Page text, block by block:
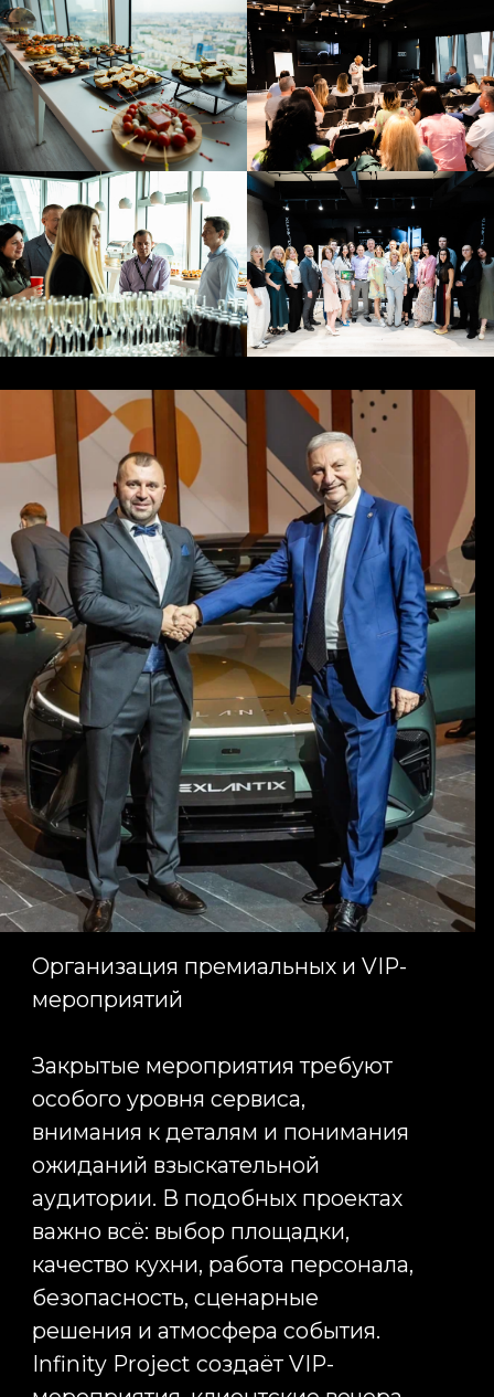
Нас выбирают за комплексный
подход, прозрачность процессов
и умение брать ответственность
за конечный результат. Мы
сопровождаем проекты на всех
этапах — от появления идеи до
финального демонтажа
площадки. Именно поэтому наши
мероприятия становятся не
разовыми событиями, а
эффективными инструментами
развития бизнеса, укрепления
репутации и формирования
долгосрочных отношений с
клиентами и сотрудниками.